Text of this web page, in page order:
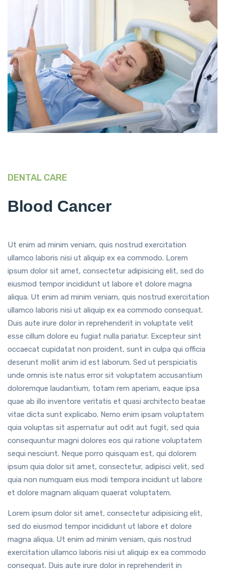
DENTAL CARE
Blood Cancer
Ut enim ad minim veniam, quis nostrud exercitation
ullamco laboris nisi ut aliquip ex ea commodo. Lorem
ipsum dolor sit amet, consectetur adipisicing elit, sed do
eiusmod tempor incididunt ut labore et dolore magna
aliqua. Ut enim ad minim veniam, quis nostrud exercitation
ullamco laboris nisi ut aliquip ex ea commodo consequat.
Duis aute irure dolor in reprehenderit in voluptate velit
esse cillum dolore eu fugiat nulla pariatur. Excepteur sint
occaecat cupidatat non proident, sunt in culpa qui officia
deserunt mollit anim id est laborum. Sed ut perspiciatis
unde omnis iste natus error sit voluptatem accusantium
doloremque laudantium, totam rem aperiam, eaque ipsa
quae ab illo inventore veritatis et quasi architecto beatae
vitae dicta sunt explicabo. Nemo enim ipsam voluptatem
quia voluptas sit aspernatur aut odit aut fugit, sed quia
consequuntur magni dolores eos qui ratione voluptatem
sequi nesciunt. Neque porro quisquam est, qui dolorem
ipsum quia dolor sit amet, consectetur, adipisci velit, sed
quia non numquam eius modi tempora incidunt ut labore
et dolore magnam aliquam quaerat voluptatem.
Lorem ipsum dolor sit amet, consectetur adipisicing elit,
sed do eiusmod tempor incididunt ut labore et dolore
magna aliqua. Ut enim ad minim veniam, quis nostrud
exercitation ullamco laboris nisi ut aliquip ex ea commodo
consequat. Duis aute irure dolor in reprehenderit in